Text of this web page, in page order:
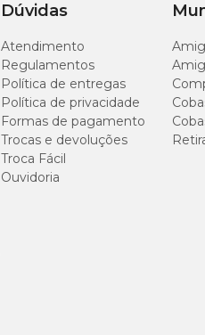
Dúvidas
Atendimento
Regulamentos
Política de entregas
Política de privacidade
Formas de pagamento
Trocas e devoluções
Troca Fácil
Ouvidoria